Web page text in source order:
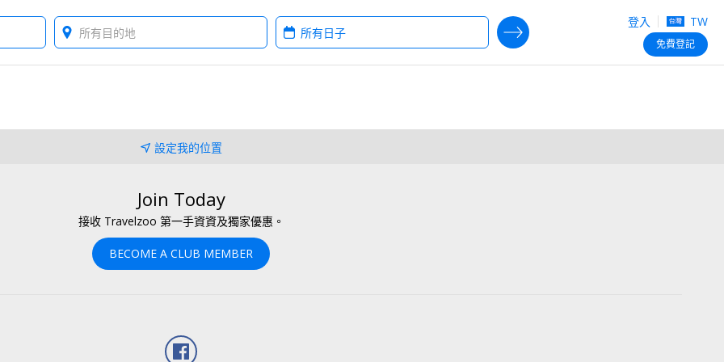
登入 TW
免費登記
Where? When?
設定我的位置
Join Today
接收 Travelzoo 第一手資資及獨家優惠。
BECOME A CLUB MEMBER